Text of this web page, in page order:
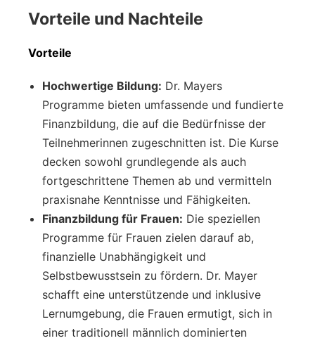
Vorteile und Nachteile
Vorteile
Hochwertige Bildung: Dr. Mayers
Programme bieten umfassende und fundierte
Finanzbildung, die auf die Bedürfnisse der
Teilnehmerinnen zugeschnitten ist. Die Kurse
decken sowohl grundlegende als auch
fortgeschrittene Themen ab und vermitteln
praxisnahe Kenntnisse und Fähigkeiten.
Finanzbildung für Frauen: Die speziellen
Programme für Frauen zielen darauf ab,
finanzielle Unabhängigkeit und
Selbstbewusstsein zu fördern. Dr. Mayer
schafft eine unterstützende und inklusive
Lernumgebung, die Frauen ermutigt, sich in
einer traditionell männlich dominierten